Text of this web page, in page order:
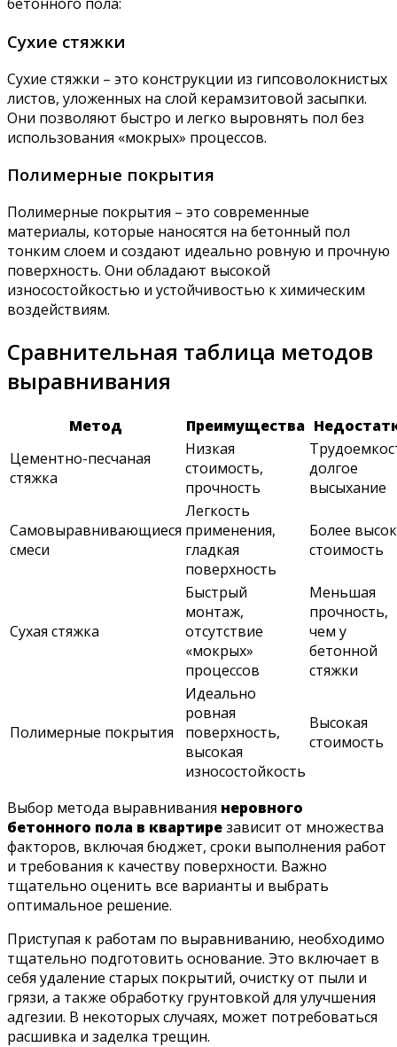
Сухие стяжки
Сухие стяжки – это конструкции из гипсоволокнистых
листов, уложенных на слой керамзитовой засыпки.
Они позволяют быстро и легко выровнять пол без
использования «мокрых» процессов.
Полимерные покрытия
Полимерные покрытия – это современные
материалы, которые наносятся на бетонный пол
тонким слоем и создают идеально ровную и прочную
поверхность. Они обладают высокой
износостойкостью и устойчивостью к химическим
воздействиям.
Сравнительная таблица методов
выравнивания
Метод Преимущества
Цементно-песчаная
стяжка
Низкая
стоимость,
прочность
долгое
высыхание
Самовыравнивающиеся
смеси
Легкость
применения,
гладкая
поверхность
Более
стоимость
Сухая стяжка
Быстрый
монтаж,
отсутствие
«мокрых»
процессов
Меньшая
прочность,
чем у
бетонной
стяжки
Полимерные покрытия
Идеально
ровная
поверхность,
высокая
износостойкость
Высокая
стоимость
Выбор метода выравнивания неровного
бетонного пола в квартирезависит от множества
факторов, включая бюджет, сроки выполнения работ
и требования к качеству поверхности. Важно
тщательно оценить все варианты и выбрать
оптимальное решение.
Приступая к работам по выравниванию, необходимо
тщательно подготовить основание. Это включает в
себя удаление старых покрытий, очистку от пыли и
грязи, а также обработку грунтовкой для улучшения
адгезии. В некоторых случаях, может потребоваться
расшивка и заделка трещин.